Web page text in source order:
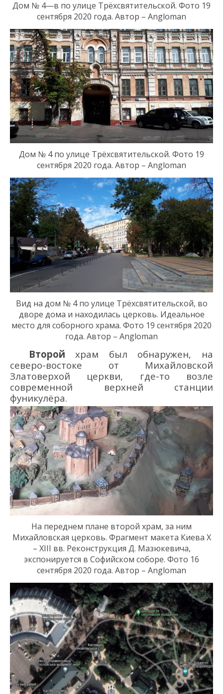
Дом № 4—в по улице Трёхсвятительской. Фото 19
сентября 2020 года. Автор – Angloman
Дом № 4 по улице Трёхсвятительской. Фото 19
сентября 2020 года. Автор – Angloman
Вид на дом № 4 по улице Трёхсвятительской, во
дворе дома и находилась церковь. Идеальное
место для соборного храма. Фото 19 сентября 2020
года. Автор – Angloman
Второй храм был обнаружен, на
северо-востоке от Михайловской
Златоверхой церкви, где-то возле
современной верхней станции
фуникулёра.
На переднем плане второй храм, за ним
Михайловская церковь. Фрагмент макета Киева X
– XIII вв. Реконструкция Д. Мазюкевича,
экспонируется в Софийском соборе. Фото 16
сентября 2020 года. Автор – Angloman